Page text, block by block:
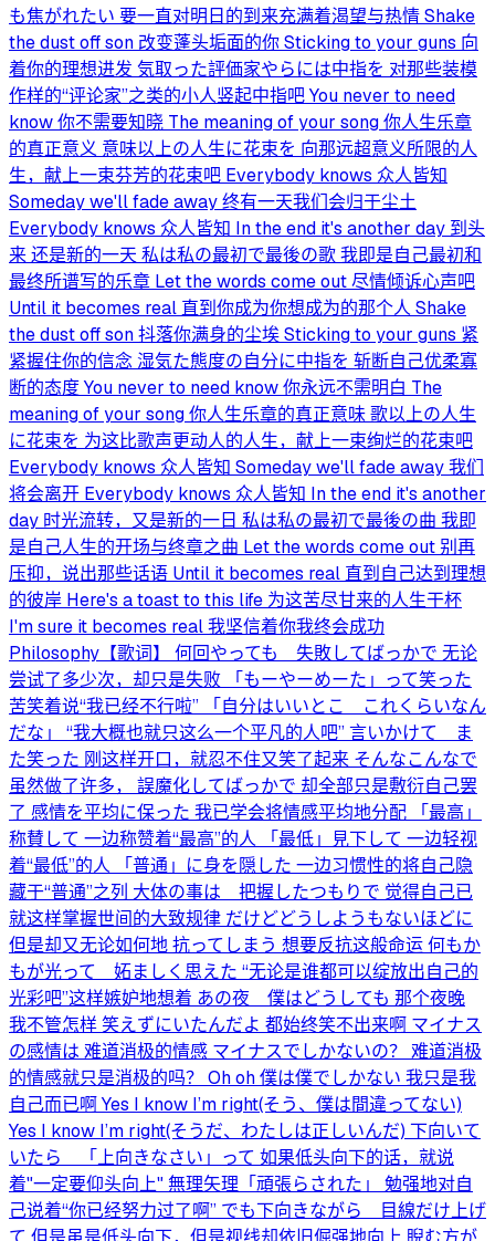
も焦がれたい 要一直对明日的到来充满着渴望与热情 Shake
the dust off son 改变蓬头垢面的你 Sticking to your guns 向
着你的理想进发 気取った評価家やらには中指を 对那些装模
作样的“评论家”之类的小人竖起中指吧 You never to need
know 你不需要知晓 The meaning of your song 你人生乐章
的真正意义 意味以上の人生に花束を 向那远超意义所限的人
生，献上一束芬芳的花束吧 Everybody knows 众人皆知
Someday we'll fade away 终有一天我们会归于尘土
Everybody knows 众人皆知 In the end it's another day 到头
来 还是新的一天 私は私の最初で最後の歌 我即是自己最初和
最终所谱写的乐章 Let the words come out 尽情倾诉心声吧
Until it becomes real 直到你成为你想成为的那个人 Shake
the dust off son 抖落你满身的尘埃 Sticking to your guns 紧
紧握住你的信念 湿気た態度の自分に中指を 斩断自己优柔寡
断的态度 You never to need know 你永远不需明白 The
meaning of your song 你人生乐章的真正意味 歌以上の人生
に花束を 为这比歌声更动人的人生，献上一束绚烂的花束吧
Everybody knows 众人皆知 Someday we'll fade away 我们
将会离开 Everybody knows 众人皆知 In the end it's another
day 时光流转，又是新的一日 私は私の最初で最後の曲 我即
是自己人生的开场与终章之曲 Let the words come out 别再
压抑，说出那些话语 Until it becomes real 直到自己达到理想
的彼岸 Here's a toast to this life 为这苦尽甘来的人生干杯
I'm sure it becomes real 我坚信着你我终会成功
Philosophy【歌词】 何回やっても 失敗してばっかで 无论
尝试了多少次，却只是失败 「もーやーめーた」って笑った
苦笑着说“我已经不行啦” 「自分はいいとこ これくらいなん
だな」 “我大概也就只这么一个平凡的人吧” 言いかけて ま
た笑った 刚这样开口，就忍不住又笑了起来 そんなこんなで
虽然做了许多， 誤魔化してばっかで 却全部只是敷衍自己罢
了 感情を平均に保った 我已学会将情感平均地分配 「最高」
称賛して 一边称赞着“最高”的人 「最低」見下して 一边轻视
着“最低”的人 「普通」に身を隠した 一边习惯性的将自己隐
藏于“普通”之列 大体の事は 把握したつもりで 觉得自己已
就这样掌握世间的大致规律 だけどどうしようもないほどに
但是却又无论如何地 抗ってしまう 想要反抗这般命运 何もか
もが光って 妬ましく思えた “无论是谁都可以绽放出自己的
光彩吧”这样嫉妒地想着 あの夜 僕はどうしても 那个夜晚
我不管怎样 笑えずにいたんだよ 都始终笑不出来啊 マイナス
の感情は 难道消极的情感 マイナスでしかないの？ 难道消极
的情感就只是消极的吗？ Oh oh 僕は僕でしかない 我只是我
自己而已啊 Yes I know I’m right(そう、僕は間違ってない)
Yes I know I’m right(そうだ、わたしは正しいんだ) 下向いて
いたら 「上向きなさい」って 如果低头向下的话，就说
着"一定要仰头向上" 無理矢理「頑張らされた」 勉强地对自
己说着“你已经努力过了啊” でも下向きながら 目線だけ上げ